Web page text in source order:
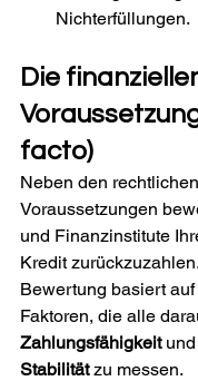
Nichterfüllungen.
Die
facto)
Neben den rechtlichen
Voraussetzungen
und Finanzinstitute
Kredit
Bewertung basiert
Faktoren, die alle
Zahlungsfähigkeit und
Stabilität zu messen.